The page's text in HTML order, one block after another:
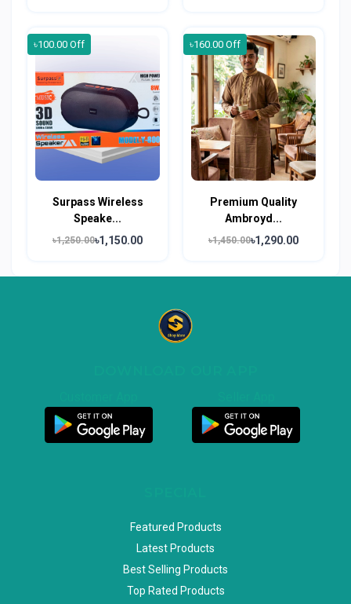
৳100.00 Off
Surpass Wireless
Speake...
৳1,250.00৳1,150.00
৳160.00 Off
Premium Quality
Ambroyd...
৳1,450.00৳1,290.00
Featured Products
Latest Products
Best Selling Products
Top Rated Products